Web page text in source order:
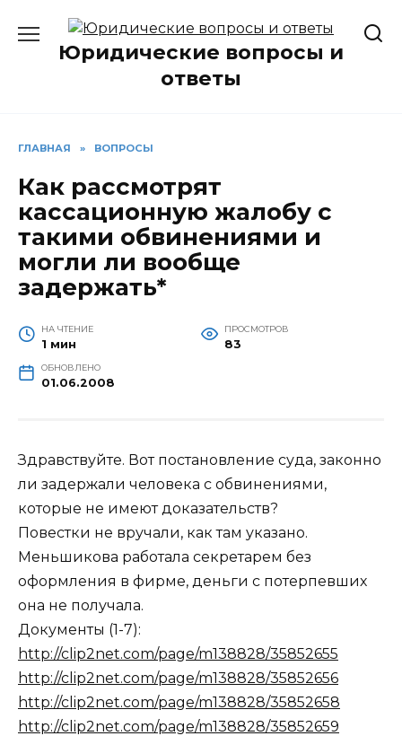
содержаниюЮридические вопросы и
ответы
ГЛАВНАЯ » ВОПРОСЫ
Как рассмотрят
кассационную жалобу с
такими обвинениями и
могли ли вообще
задержать*
НА ЧТЕНИЕ
1 мин
ПРОСМОТРОВ
83
ОБНОВЛЕНО
01.06.2008
Здравствуйте. Вот постановление суда, законно
ли задержали человека с обвинениями,
которые не имеют доказательств?
Повестки не вручали, как там указано.
Меньшикова работала секретарем без
оформления в фирме, деньги с потерпевших
она не получала.
Документы (1-7):
http://clip2net.com/page/m138828/35852655
http://clip2net.com/page/m138828/35852656
http://clip2net.com/page/m138828/35852658
http://clip2net.com/page/m138828/35852659